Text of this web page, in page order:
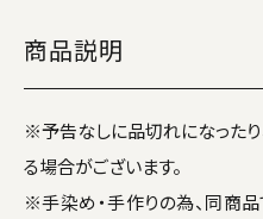
商品説明
※予告なしに品切れになった
る場合がございます。
※手染め・手作りの為、同商